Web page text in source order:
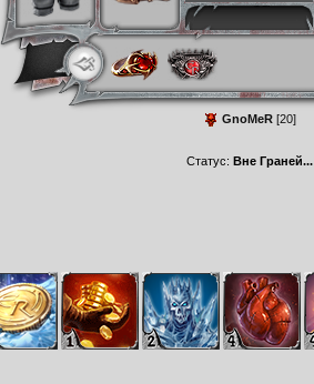
Статус: Вне Граней...
GnoMeR [20]